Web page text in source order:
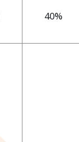
40%